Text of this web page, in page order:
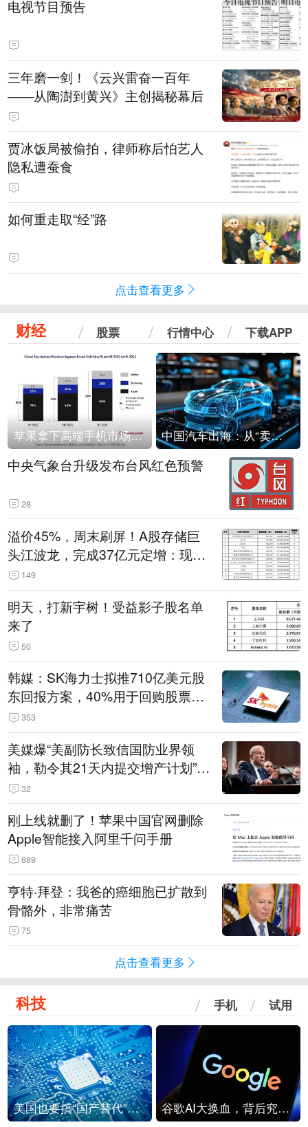
电视节目预告
三年磨一剑！《云兴雷奋一百年
——从陶澍到黄兴》主创揭秘幕后
贾冰饭局被偷拍，律师称后怕艺人
隐私遭蚕食
如何重走取“经”路
点击查看更多
财经 股票 行情中心 下载APP
苹果拿下高端手机市场65%的份额：iPhone 17系列功不可没 中国汽车出海：从“卖出去”到“走进去”
中央气象台升级发布台风红色预警
28
溢价45%，周末刷屏！A股存储巨
头江波龙，完成37亿元定增：现价
386.6元，定增价560元
149
明天，打新宇树！受益影子股名单
来了
50
韩媒：SK海力士拟推710亿美元股
东回报方案，40%用于回购股票，
相当于美股发行规模
353
美媒爆“美副防长致信国防业界领
袖，勒令其21天内提交增产计划”，
五角大楼回应
32
刚上线就删了！苹果中国官网删除
Apple智能接入阿里千问手册
889
亨特·拜登：我爸的癌细胞已扩散到
骨骼外，非常痛苦
75
点击查看更多
科技 手机 试用
美国也要搞“国产替代”？先算清三笔账 谷歌AI大换血，背后究竟发生了什么？